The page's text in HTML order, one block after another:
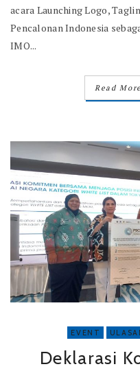
acara Launching Logo,
Pencalonan Indonesia
IMO...
Read More
EVENT
Deklarasi